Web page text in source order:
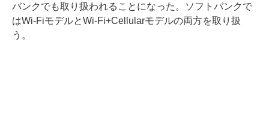
バンクでも取り扱われることになった。ソフトバンクで
はWi-FiモデルとWi-Fi+Cellularモデルの両方を取り扱
う。